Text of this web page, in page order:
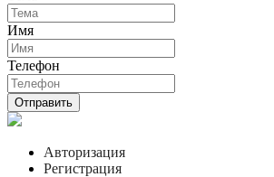
Имя
Телефон
Отправить
Авторизация
Регистрация